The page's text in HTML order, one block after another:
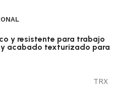
y resistente para trabajo
acabado texturizado para
TRX